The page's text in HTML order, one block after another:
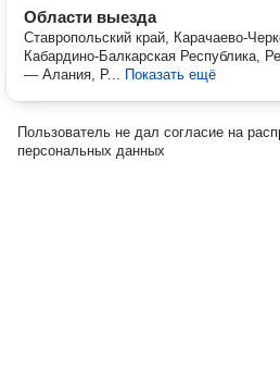
Области выезда
Ставропольский край, Карачаево-
Кабардино-Балкарская Республика,
— Алания, Р... Показать ещё
Пользователь не дал согласие на
персональных данных